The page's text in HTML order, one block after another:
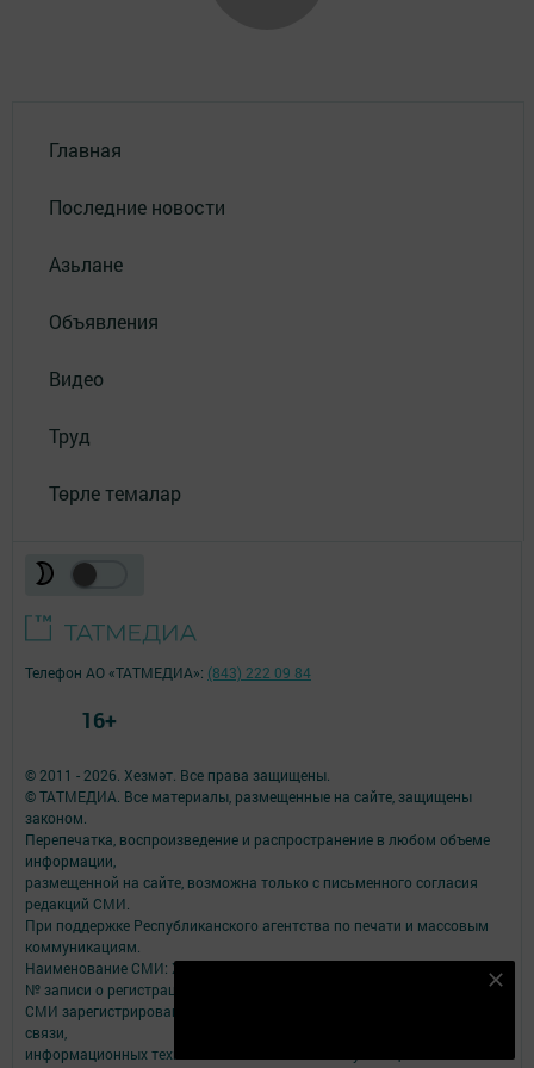
Главная
Последние новости
Азьлане
Объявления
Видео
Труд
Төрле темалар
© 2011 - 2026. Хезмәт. Все права защищены.
© ТАТМЕДИА. Все материалы, размещенные на сайте, защищены
законом.
Перепечатка, воспроизведение и распространение в любом объеме
информации,
размещенной на сайте, возможна только с письменного согласия
редакций СМИ.
При поддержке Республиканского агентства по печати и массовым
коммуникациям.
Наименование СМИ: Хезмәт
№ записи о регистрации СМИ, дата: Эл №ФС77-79109 от 08.09.2020
СМИ зарегистрированно Федеральной службой по надзору в сфере
связи,
информационных технологий и массовых коммуникаций
Телефон АО «ТАТМЕДИА»: (843) 222 09 84
16+